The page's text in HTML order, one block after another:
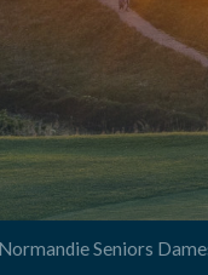
Seniors